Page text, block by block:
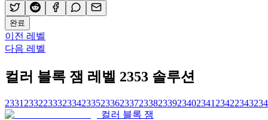
완료
이전 레벨
다음 레벨
컬러 블록 잼 레벨 2353 솔루션
2331 2332233323342335233623372338233923402341 23422343
컬러 블록 잼